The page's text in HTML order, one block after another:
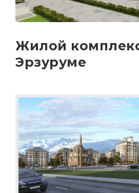
Жилой
Эрзуруме